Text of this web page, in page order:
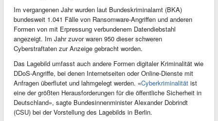
Im vergangenen Jahr wurden laut Bundeskriminalamt (BKA)
bundesweit 1.041 Fälle von Ransomware-Angriffen und anderen
Formen von mit Erpressung verbundenem Datendiebstahl
angezeigt. Im Jahr zuvor waren 950 dieser schweren
Cyberstraftaten zur Anzeige gebracht worden.
Das Lagebild umfasst auch andere Formen digitaler Kriminalität wie
DDoS-Angriffe, bei denen Internetseiten oder Online-Dienste mit
Anfragen überflutet und lahmgelegt werden. «Cyberkriminalität ist
eine der größten Herausforderungen für die öffentliche Sicherheit in
Deutschland», sagte Bundesinnenminister Alexander Dobrindt
(CSU) bei der Vorstellung des Lagebilds in Berlin.